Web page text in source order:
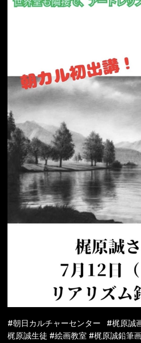
#朝日カルチャーセンター #梶原誠
梶原誠生徒 #絵画教室 #梶原誠鉛筆